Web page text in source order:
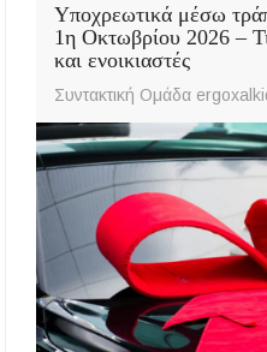
Υποχρεωτικά μέσω
1η Οκτωβρίου 2026 – Τι
και ενοικιαστές
Συντακτική Ομάδα